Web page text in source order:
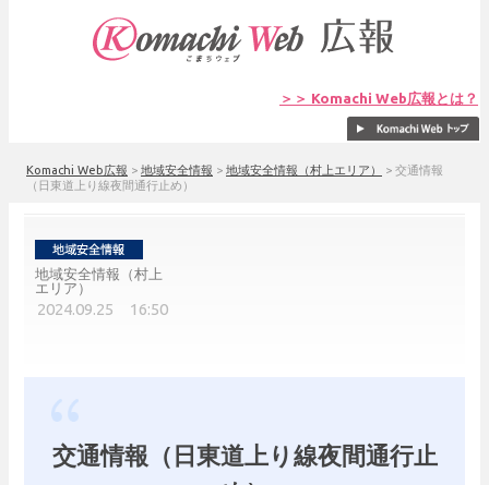
＞＞ Komachi Web広報とは？
Komachi Web広報 > 地域安全情報 > 地域安全情報（村上エリア） > 交通情報
（日東道上り線夜間通行止め）
地域安全情報（村上
エリア）
2024.09.25 16:50
交通情報（日東道上り線夜間通行止